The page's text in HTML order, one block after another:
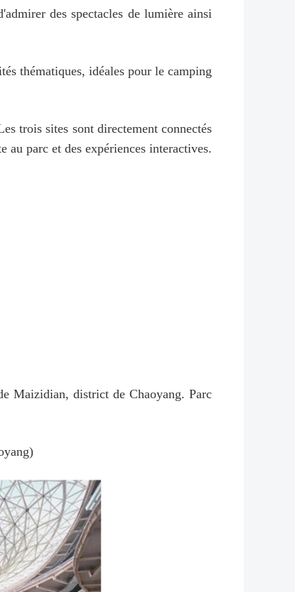
des spectacles de lumière ainsi
thématiques, idéales pour le camping
trois sites sont directement connectés
parc et des expériences interactives.
Maizidian, district de Chaoyang. Parc